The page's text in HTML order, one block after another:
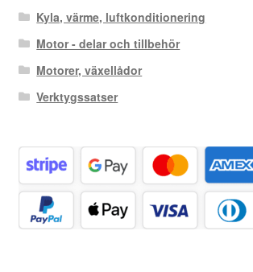
Kyla, värme, luftkonditionering
Motor - delar och tillbehör
Motorer, växellådor
Verktygssatser